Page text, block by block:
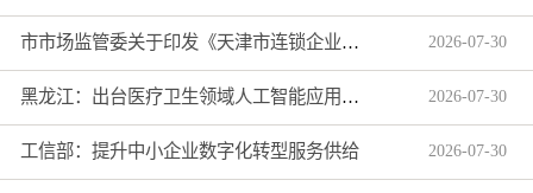
市市场监管委关于印发《天津市连锁企业食品经营许可“先证后核”信用承诺审批实施办法》的通知 2026-07-30
黑龙江：出台医疗卫生领域人工智能应用工作实施方案 2026-07-30
工信部：提升中小企业数字化转型服务供给 2026-07-30